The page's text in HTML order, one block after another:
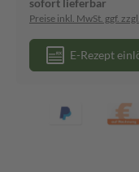
sofort lieferbar
Preise inkl. MwSt. ggf.
E-Rezept